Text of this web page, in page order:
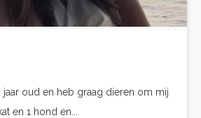
jaar oud en heb graag dieren om mij
en 1 hond en...